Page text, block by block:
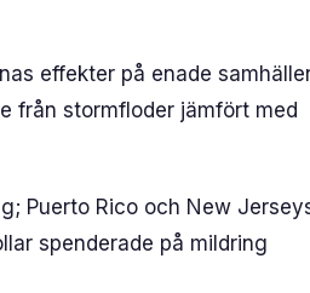
effekter på enade
från stormfloder jämfört med
Puerto Rico och New
spenderade på mildring